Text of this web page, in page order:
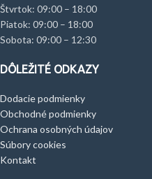
Štvrtok: 09:00 – 18:00
Piatok: 09:00 – 18:00
Sobota: 09:00 – 12:30
DÔLEŽITÉ ODKAZY
Dodacie podmienky
Obchodné podmienky
Ochrana osobných údajov
Súbory cookies
Kontakt